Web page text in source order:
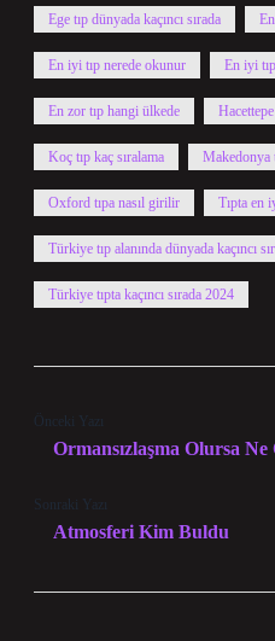
Ege tıp dünyada kaçıncı sırada
En iyi tıp nerede okunur En iyi
En zor tıp hangi ülkede
Koç tıp kaç sıralama Makedonya
Oxford tıpa nasıl girilir Tıpta en
Türkiye tıp alanında dünyada kaçıncı
Türkiye tıpta kaçıncı sırada 2024
Önceki Yazı
Ormansızlaşma Olursa
Sonraki Yazı
Atmosferi Kim Buldu